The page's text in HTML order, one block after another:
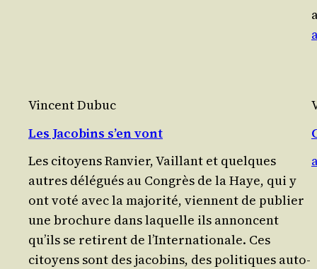
Vincent Dubuc
Les Jacobins s’en vont
Les citoyens Ran­vier, Vaillant et quelques
autres délé­gués au Congrès de la Haye, qui y
ont voté avec la majo­ri­té, viennent de publier
une bro­chure dans laquelle ils annoncent
qu’ils se retirent de l’Internationale. Ces
citoyens sont des jaco­bins, des poli­tiques auto­